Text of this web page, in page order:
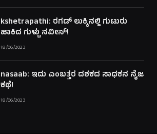
kshetrapathi: ರಗಡ್ ಲುಕ್ಕಿನಲ್ಲಿ ಗುಟುರು
ಹಾಕಿದ ಗುಳ್ಟು ನವೀನ್!
18/06/2023
nasaab: ಇದು ಎಂಬತ್ತರ ದಶಕದ ಸಾಧಕನ ನೈಜ
ಕಥೆ!
18/06/2023